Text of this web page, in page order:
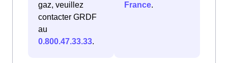
gaz, veuillez
contacter GRDF
au
0.800.47.33.33.
France.